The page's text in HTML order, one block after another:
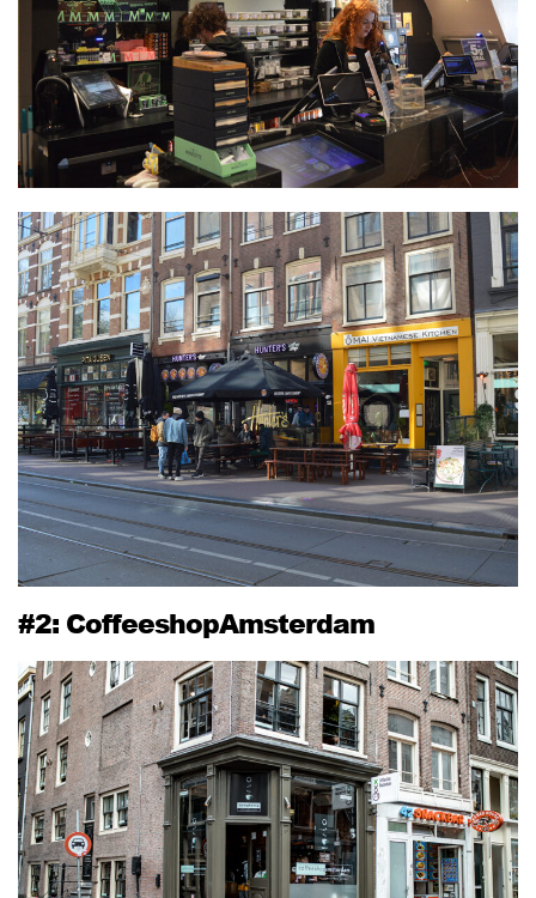
#2: CoffeeshopAmsterdam